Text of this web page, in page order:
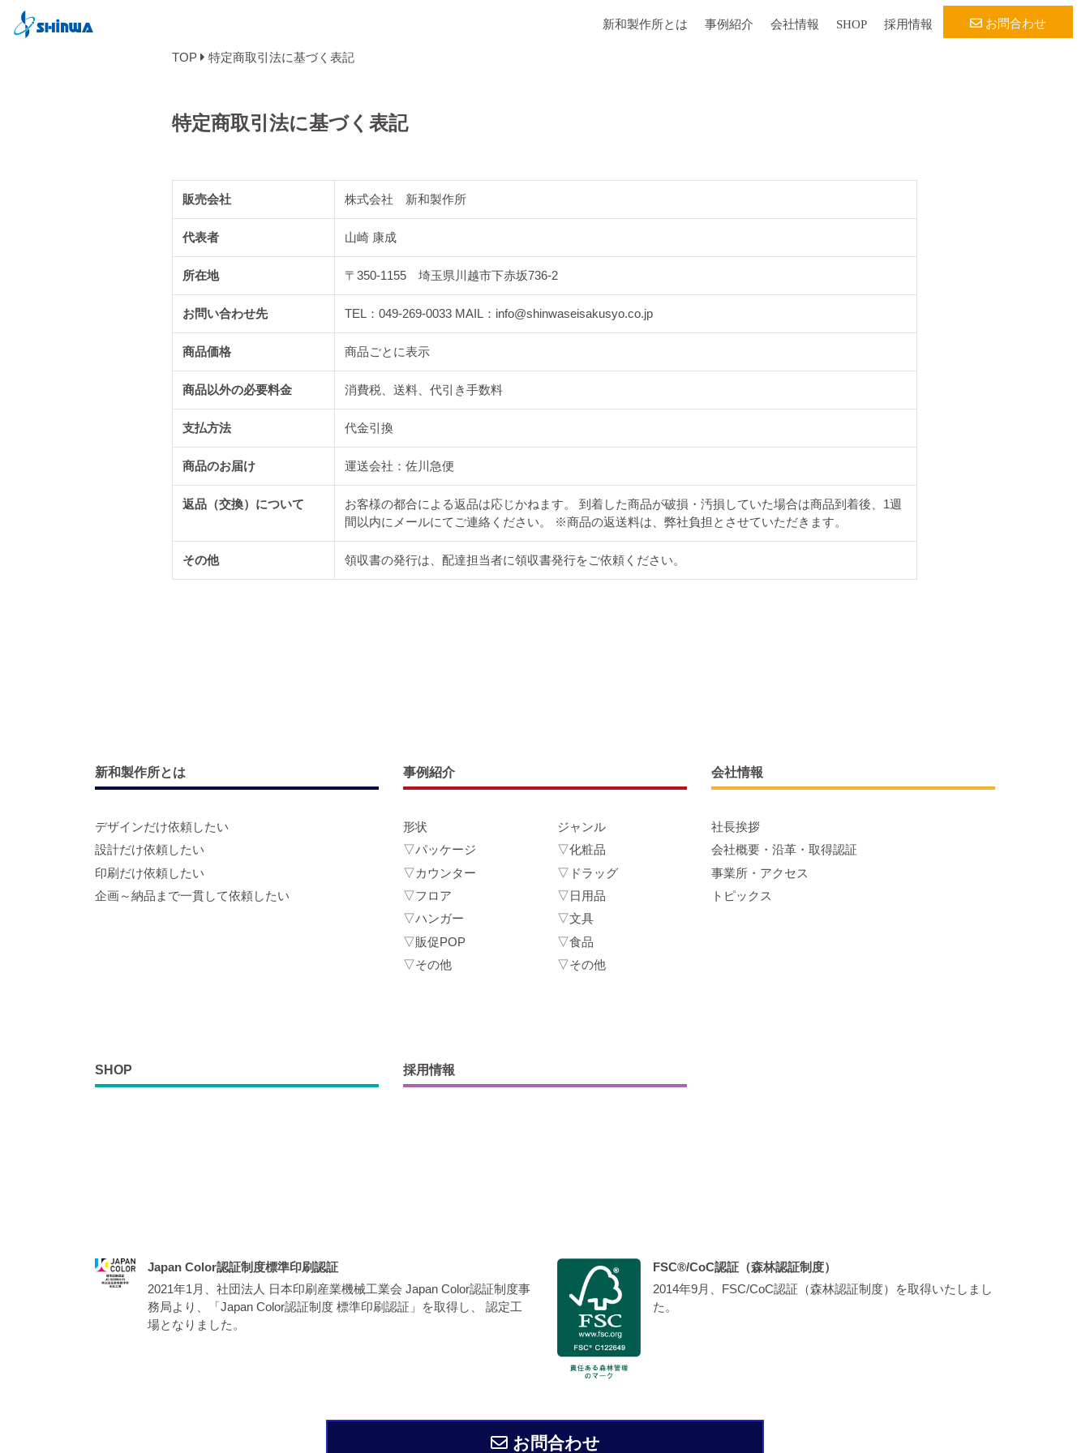
新和製作所とは 事例紹介 会社情報 SHOP 採用情報 お問合わせ
TOP 特定商取引法に基づく表記
特定商取引法に基づく表記
販売会社 株式会社 新和製作所
代表者 山崎 康成
所在地 〒350-1155 埼玉県川越市下赤坂736-2
お問い合わせ先 TEL：049-269-0033 MAIL：info@shinwaseisakusyo.co.jp
商品価格 商品ごとに表示
商品以外の必要料金 消費税、送料、代引き手数料
支払方法 代金引換
商品のお届け 運送会社：佐川急便
返品（交換）について
お客様の都合による返品は応じかねます。 到着した商品が破損・汚損していた場合は商品到着後、1週
間以内にメールにてご連絡ください。 ※商品の返送料は、弊社負担とさせていただきます。
その他 領収書の発行は、配達担当者に領収書発行をご依頼ください。
新和製作所とは
デザインだけ依頼したい
設計だけ依頼したい
印刷だけ依頼したい
企画～納品まで一貫して依頼したい
事例紹介
形状
▽パッケージ
▽カウンター
▽フロア
▽ハンガー
▽販促POP
▽その他
ジャンル
▽化粧品
▽ドラッグ
▽日用品
▽文具
▽食品
▽その他
会社情報
社長挨拶
会社概要・沿革・取得認証
事業所・アクセス
トピックス
SHOP 採用情報
Japan Color認証制度標準印刷認証
2021年1月、社団法人 日本印刷産業機械工業会 Japan Color認証制度事
務局より、「Japan Color認証制度 標準印刷認証」を取得し、 認定工
場となりました。
FSC®/CoC認証（森林認証制度）
2014年9月、FSC/CoC認証（森林認証制度）を取得いたしまし
た。
お問合わせ